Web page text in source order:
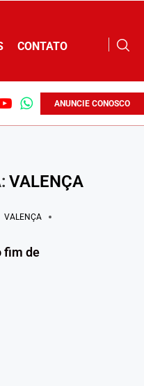
CONTATO
ANUNCIE CONOSCO
VALENÇA
VALENÇA
fim de